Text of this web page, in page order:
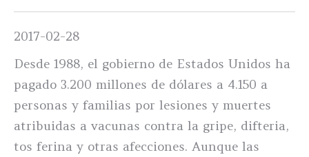
2017-02-28
Desde 1988, el gobierno de Estados Unidos ha
pagado 3.200 millones de dólares a 4.150 a
personas y familias por lesiones y muertes
atribuidas a vacunas contra la gripe, difteria,
tos ferina y otras afecciones. Aunque las